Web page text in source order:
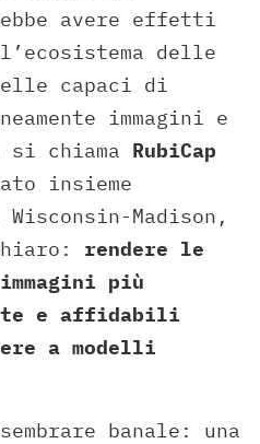
avere effetti
delle
capaci di
immagini e
chiama RubiCap
insieme
Madison,
rendere le
più
e affidabili
a modelli
banale: una